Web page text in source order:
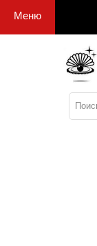
Меню